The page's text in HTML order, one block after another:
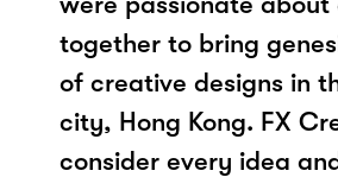
together to bring
of creative designs in
city, Hong Kong. FX
consider every idea